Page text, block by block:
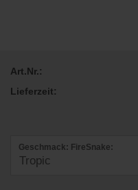
Art.Nr.:
Lieferzeit:
Geschmack: FireSnake: